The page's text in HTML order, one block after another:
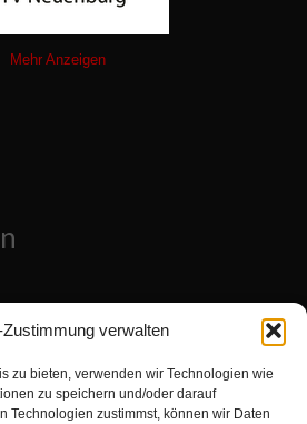
verwalten
zu bieten, verwenden wir Technologien wie
zu speichern und/oder darauf
Technologien zustimmst, können wir Daten
Mehr Anzeigen
Wehde